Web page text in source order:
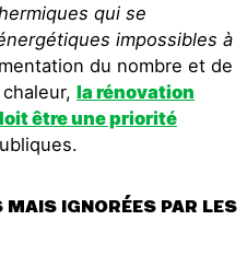
qui se
impossibles à
du nombre et de
la rénovation
être une priorité
IGNORÉES PAR LES